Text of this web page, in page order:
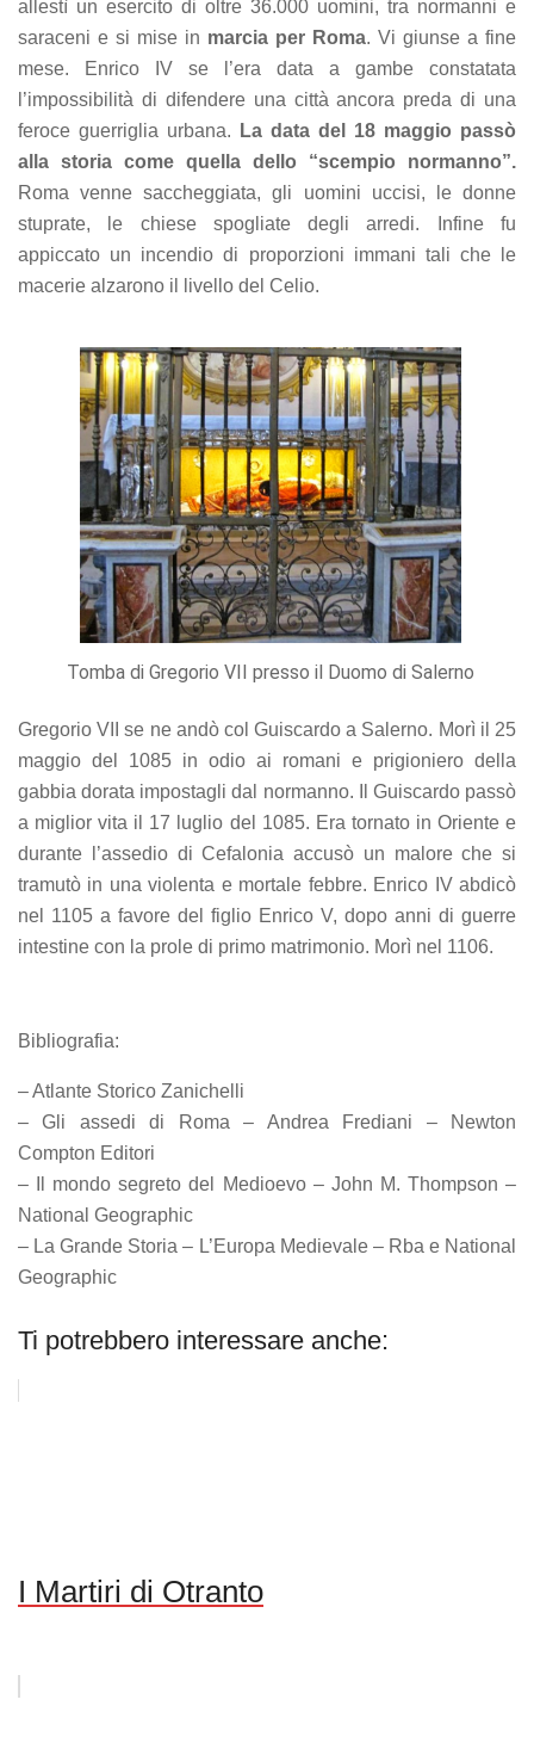
allestì un esercito di oltre 36.000 uomini, tra normanni e
saraceni e si mise in marcia per Roma. Vi giunse a fine
mese. Enrico IV se l’era data a gambe constatata
l’impossibilità di difendere una città ancora preda di una
feroce guerriglia urbana.
La data del 18 maggio passò
alla storia come quella dello “scempio normanno”.
Roma venne saccheggiata, gli uomini uccisi, le donne
stuprate, le chiese spogliate degli arredi. Infine fu
appiccato un incendio di proporzioni immani tali che le
macerie alzarono il livello del Celio.
Tomba di Gregorio VII presso il Duomo di Salerno
Gregorio VII se ne andò col Guiscardo a Salerno. Morì il 25
maggio del 1085 in odio ai romani e prigioniero della
gabbia dorata impostagli dal normanno. Il Guiscardo passò
a miglior vita il 17 luglio del 1085. Era tornato in Oriente e
durante l’assedio di Cefalonia accusò un malore che si
tramutò in una violenta e mortale febbre. Enrico IV abdicò
nel 1105 a favore del figlio Enrico V, dopo anni di guerre
intestine con la prole di primo matrimonio. Morì nel 1106.
Bibliografia:
– Atlante Storico Zanichelli
– Gli assedi di Roma – Andrea Frediani – Newton
Compton Editori
– Il mondo segreto del Medioevo – John M. Thompson –
National Geographic
– La Grande Storia – L’Europa Medievale – Rba e National
Geographic
Ti potrebbero interessare anche:
I Martiri di Otranto